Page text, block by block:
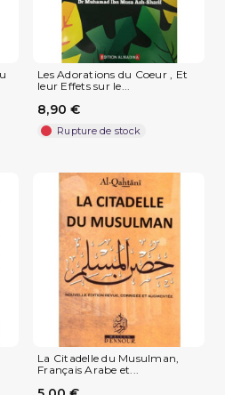
Les Adorations du Coeur , Et
leur Effets sur le...
8,90 €
Rupture de stock
La Citadelle du Musulman,
Français Arabe et...